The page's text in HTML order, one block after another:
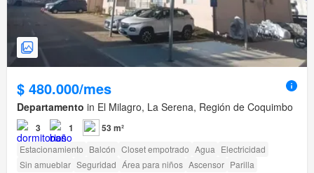
$ 480.000/mes
Departamento in El Milagro, La Serena, Región de Coquimbo
3 1 53 m²
Estacionamiento Balcón Closet empotrado Agua Electricidad
Sin amueblar Seguridad Área para niños Ascensor Parilla